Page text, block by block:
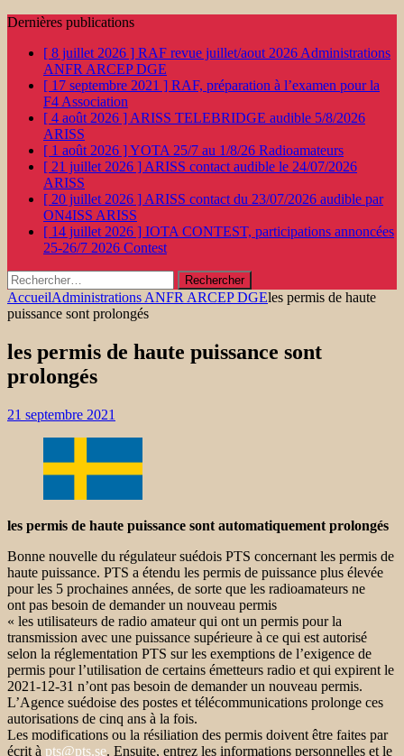
Dernières publications
[ 8 juillet 2026 ] RAF revue juillet/aout 2026 Administrations
ANFR ARCEP DGE
[ 17 septembre 2021 ] RAF, préparation à l’examen pour la
F4 Association
[ 4 août 2026 ] ARISS TELEBRIDGE audible 5/8/2026
ARISS
[ 1 août 2026 ]YOTA 25/7 au 1/8/26 Radioamateurs
[ 21 juillet 2026 ] ARISS contact audible le 24/07/2026
ARISS
[ 20 juillet 2026 ] ARISS contact du 23/07/2026 audible par
ON4ISS ARISS
[ 14 juillet 2026 ] IOTA CONTEST, participations annoncées
25-26/7 2026 Contest
Rechercher :
AccueilAdministrations ANFR ARCEP DGEles permis de haute
puissance sont prolongés
les permis de haute puissance sont
prolongés
21 septembre 2021
les permis de haute puissance sont automatiquement prolongés
Bonne nouvelle du régulateur suédois PTS concernant les permis de
haute puissance. PTS a étendu les permis de puissance plus élevée
pour les 5 prochaines années, de sorte que les radioamateurs ne
ont pas besoin de demander un nouveau permis
« les utilisateurs de radio amateur qui ont un permis pour la
transmission avec une puissance supérieure à ce qui est autorisé
selon la réglementation PTS sur les exemptions de l’exigence de
permis pour l’utilisation de certains émetteurs radio et qui expirent le
2021-12-31 n’ont pas besoin de demander un nouveau permis.
L’Agence suédoise des postes et télécommunications prolonge ces
autorisations de cinq ans à la fois.
Les modifications ou la résiliation des permis doivent être faites par
écrit à pts@pts.se. Ensuite, entrez les informations personnelles et le